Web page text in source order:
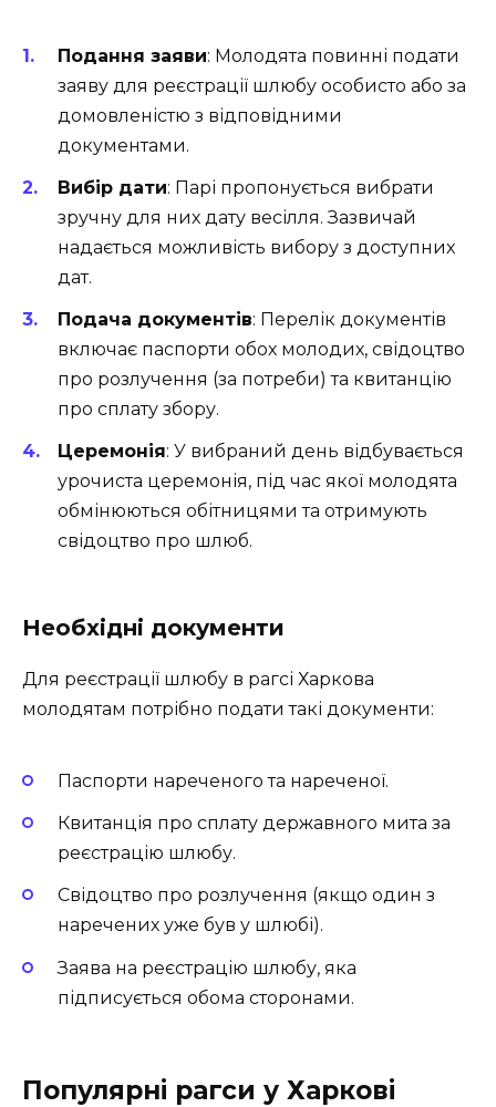
Подання заяви: Молодята повинні подати
заяву для реєстрації шлюбу особисто або за
домовленістю з відповідними
документами.
Вибір дати: Парі пропонується вибрати
зручну для них дату весілля. Зазвичай
надається можливість вибору з доступних
дат.
Подача документів: Перелік документів
включає паспорти обох молодих, свідоцтво
про розлучення (за потреби) та квитанцію
про сплату збору.
Церемонія: У вибраний день відбувається
урочиста церемонія, під час якої молодята
обмінюються обітницями та отримують
свідоцтво про шлюб.
Необхідні документи
Для реєстрації шлюбу в рагсі Харкова
молодятам потрібно подати такі документи:
Паспорти нареченого та нареченої.
Квитанція про сплату державного мита за
реєстрацію шлюбу.
Свідоцтво про розлучення (якщо один з
наречених уже був у шлюбі).
Заява на реєстрацію шлюбу, яка
підписується обома сторонами.
Популярні рагси у Харкові